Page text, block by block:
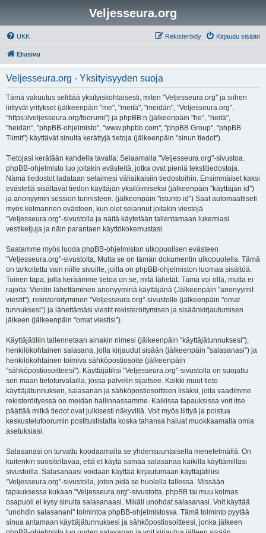
Veljesseura.org
UKK Kirjaudu sisään
Rekisteröidy
Etusivu
Veljesseura.org - Yksityisyyden suoja
Tämä vakuutus selittää yksityiskohtaisesti, miten "Veljesseura.org" ja siihen
liittyvät yritykset (jälkeenpäin "me", "meitä", "meidän", "Veljesseura.org",
"https://veljesseura.org/foorumi") ja phpBB:n (jälkeenpäin "he", "heitä",
"heidän", "phpBB-ohjelmisto", "www.phpbb.com", "phpBB Group", "phpBB
Tiimit") käyttävät sinulta kerättyjä tietoja (jälkeenpäin "sinun tiedot").
Tietojasi kerätään kahdella tavalla: Selaamalla "Veljesseura.org"-sivustoa.
phpBB-ohjelmisto luo joitakin evästeitä, jotka ovat pieniä tekstitiedostoja.
Nämä tiedostot ladataan selaimesi väliaikaisiin tiedostoihin. Ensimmäiset kaksi
evästettä sisältävät tiedon käyttäjän yksilöimiseksi (jälkeenpäin "käyttäjän id")
ja anonyymin session tunnisteen. (jälkeenpäin "istunto id") Saat automaattiseti
myös kolmannen evästeen, kun olet selannut joitakin viestejä
"Veljesseura.org"-sivustolla ja näitä käytetään tallentamaan lukemiasi
vestiketjuja ja näin parantaen käyttökokemustasi.
Saatamme myös luoda phpBB-ohjelmiston ulkopuolisen evästeen
"Veljesseura.org"-sivustolta, Mutta se on tämän dokumentin ulkopuolella. Tämä
on tarkoitettu vain niille sivuille, joilla on phpBB-ohjelmiston luomaa sisältöä.
Toinen tapa, jolla keräämme tietoa on se, mitä lähetät. Tämä voi olla, mutta ei
rajoita: Viestin lähettäminen anonyyminä käyttäjänä (Jälkeenpäin "anonyymit
viestit"), rekisteröityminen "Veljesseura.org"-sivustolle (jälkeenpäin "omat
tunnuksesi") ja lähettämäsi viestit rekisteröitymisen ja sisäänkirjautumisen
jälkeen (jälkeenpäin "omat viestisi").
Käyttäjätiliin tallennetaan ainakin nimesi (jälkeenpäin "käyttäjätunnuksesi"),
henkilökohtainen salasana, jolla kirjaudut sisään (jälkeenpäin "salasanasi") ja
henkilökohtainen toimiva sähköpostiosoite (jälkeenpäin
"sähköpostiosoitteesi"). Käyttäjätilisi "Veljesseura.org"-sivustolla on suojattu
sen maan tietoturvalailla, jossa palvelin sijaitsee. Kaikki muut tieto
käyttäjätunnuksen, salasanan ja sähköpostiosoitteen lisäksi, joita vaadimme
rekisteröityessä on meidän hallinnassamme. Kaikissa tapauksissa voit itse
päättää mitkä tiedot ovat julkisesti näkyvillä. Voit myös liittyä ja poistua
keskustelufoorumin postituslistalta koska tahansa haluat muokkaamalla omia
asetuksiasi.
Salasanasi on turvattu koodaamalla se yhdensuuntaisella menetelmällä. On
kuitenkin suositeltavaa, että et käytä samaa salasanaa kaikilla käyttämilläsi
sivustoilla. Salasanaasi voidaan käyttää kirjautumaan käyttäjätiliisi
"Veljesseura.org"-sivustolla, joten pidä se huolella tallessa. Missään
tapauksessa kukaan "Veljesseura.org"-sivustolta, phpBB tai muu kolmas
osapuoli ei kysy sinulta salasanaasi. Mikäli unohdat salasanasi. Voit käyttää
"unohdin salasanani" toimintoa phpBB-ohjelmistossa. Tämä toiminto pyytää
sinua antamaan käyttäjätunnuksesi ja sähköpostiosoitteesi, jonka jälkeen